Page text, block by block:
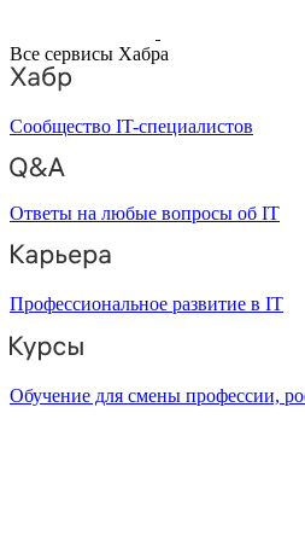
Все сервисы Хабра
Сообщество IT-специалистов
Ответы на любые вопросы об IT
Профессиональное развитие в IT
Обучение для смены профессии,